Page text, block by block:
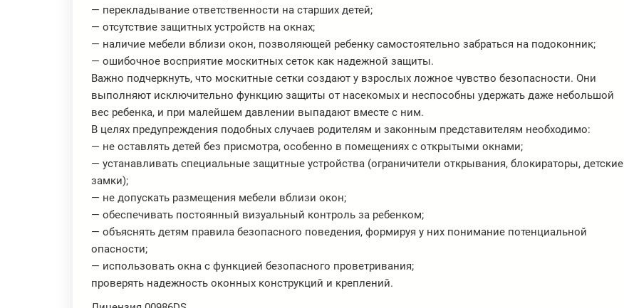
— перекладывание ответственности на старших детей;
— отсутствие защитных устройств на окнах;
— наличие мебели вблизи окон, позволяющей ребенку самостоятельно забраться на подоконник;
— ошибочное восприятие москитных сеток как надежной защиты.
Важно подчеркнуть, что москитные сетки создают у взрослых ложное чувство безопасности. Они
выполняют исключительно функцию защиты от насекомых и неспособны удержать даже небольшой
вес ребенка, и при малейшем давлении выпадают вместе с ним.
В целях предупреждения подобных случаев родителям и законным представителям необходимо:
— не оставлять детей без присмотра, особенно в помещениях с открытыми окнами;
— устанавливать специальные защитные устройства (ограничители открывания, блокираторы, детские
замки);
— не допускать размещения мебели вблизи окон;
— обеспечивать постоянный визуальный контроль за ребенком;
— объяснять детям правила безопасного поведения, формируя у них понимание потенциальной
опасности;
— использовать окна с функцией безопасного проветривания;
проверять надежность оконных конструкций и креплений.